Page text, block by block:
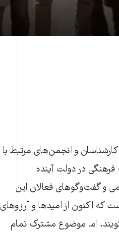
و انجمن‌های مرتبط با
در دولت آینده
و گفت‌وگوهای فعالان این
که اکنون از امیدها و آرزوهای
اما موضوع مشترک تمام